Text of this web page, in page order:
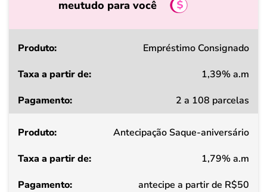
meutudo para você
Produto
a
de
Pagamento
Empréstimo Consignado
1,39% a.m
2 a 108 parcelas
Antecipação Saque-aniversário
1,79% a.m
antecipe a partir de R$50